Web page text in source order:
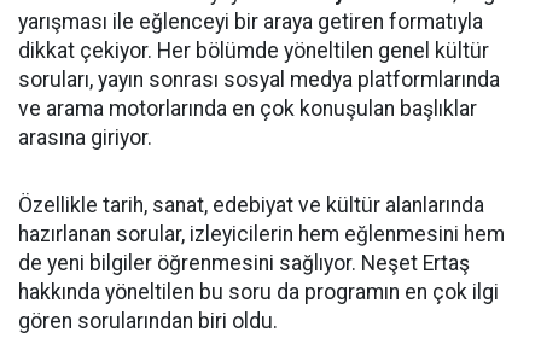
yarışması ile eğlenceyi bir araya getiren formatıyla
dikkat çekiyor. Her bölümde yöneltilen genel kültür
soruları, yayın sonrası sosyal medya platformlarında
ve arama motorlarında en çok konuşulan başlıklar
arasına giriyor.
Özellikle tarih, sanat, edebiyat ve kültür alanlarında
hazırlanan sorular, izleyicilerin hem eğlenmesini hem
de yeni bilgiler öğrenmesini sağlıyor. Neşet Ertaş
hakkında yöneltilen bu soru da programın en çok ilgi
gören sorularından biri oldu.